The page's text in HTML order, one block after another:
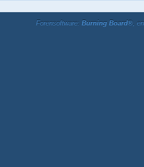
Forensoftware: Burning Board®,